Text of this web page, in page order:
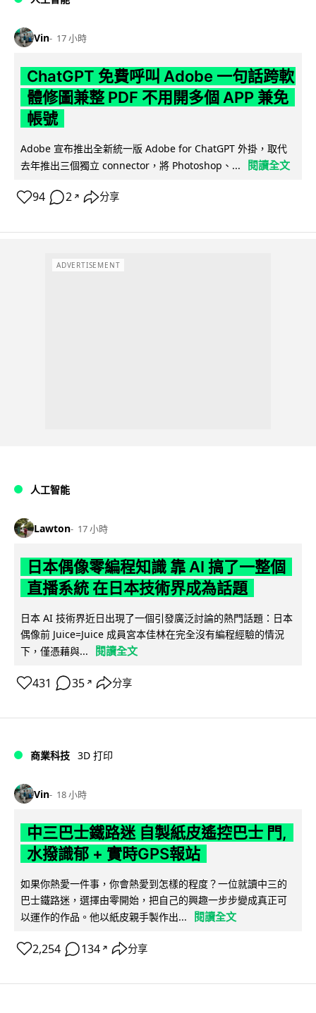
Vin 17 小時
ChatGPT 免費呼叫 Adobe 一句話跨軟
體修圖兼整 PDF 不用開多個 APP 兼免
帳號
Adobe 宣布推出全新統一版 Adobe for ChatGPT 外掛，取代
去年推出三個獨立 connector，將 Photoshop、...
閱讀全文
94 2 ↗ 分享
ADVERTISEMENT
人工智能
Lawton 17 小時
日本偶像零編程知識 靠 AI 搞了一整個
直播系統 在日本技術界成為話題
日本 AI 技術界近日出現了一個引發廣泛討論的熱門話題：日本
偶像前 Juice=Juice 成員宮本佳林在完全沒有編程經驗的情況
下，僅憑藉與...
閱讀全文
431 35 ↗ 分享
商業科技 3D 打印
Vin 18 小時
中三巴士鐵路迷 自製紙皮遙控巴士 門,
水撥識郁 + 實時GPS報站
如果你熱愛一件事，你會熱愛到怎樣的程度？一位就讀中三的
巴士鐵路迷，選擇由零開始，把自己的興趣一步步變成真正可
以運作的作品。他以紙皮親手製作出...
閱讀全文
2,254 134 ↗ 分享